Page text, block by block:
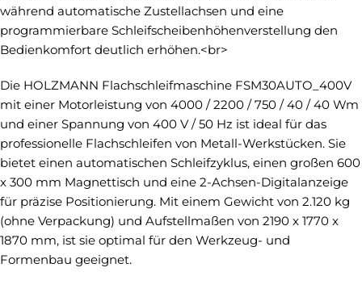
während automatische Zustellachsen und eine
programmierbare Schleifscheibenhöhenverstellung den
Bedienkomfort deutlich erhöhen.<br>
Die HOLZMANN Flachschleifmaschine FSM30AUTO_400V
mit einer Motorleistung von 4000 / 2200 / 750 / 40 / 40 Wm
und einer Spannung von 400 V / 50 Hz ist ideal für das
professionelle Flachschleifen von Metall-Werkstücken. Sie
bietet einen automatischen Schleifzyklus, einen großen 600
x 300 mm Magnettisch und eine 2-Achsen-Digitalanzeige
für präzise Positionierung. Mit einem Gewicht von 2.120 kg
(ohne Verpackung) und Aufstellmaßen von 2190 x 1770 x
1870 mm, ist sie optimal für den Werkzeug- und
Formenbau geeignet.